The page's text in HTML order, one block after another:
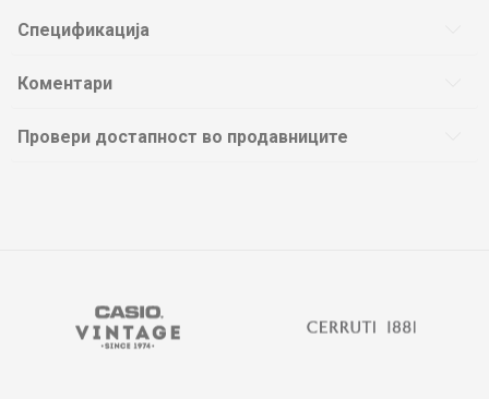
Спецификација
Коментари
Провери достапност во продавниците